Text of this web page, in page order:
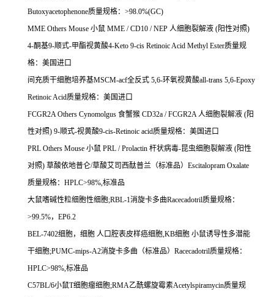
Butoxyacetophenone质量规格： >98.0%(GC)
MME Others Mouse 小鼠 MME / CD10 / NEP 人细胞裂解液 (阳性对照)
4-酮基9-顺式-甲酯视黄酸4-Keto 9-cis Retinoic Acid Methyl Ester质量规
格：美国进口
间充质干细胞培养基MSCM-acf全反式 5,6-环氧视黄酸all-trans 5,6-Epoxy
Retinoic Acid质量规格：美国进口
FCGR2A Others Cynomolgus 食蟹猴 CD32a / FCGR2A人细胞裂解液 (阳
性对照) 9-顺式-视黄酸9-cis-Retinoic acid质量规格：美国进口
PRL Others Mouse 小鼠 PRL / Prolactin 杆状病毒-昆虫细胞裂解液 (阳性
对照) 草酸依地普仑/草酸艾司西酞普兰（标准品） Escitalopram Oxalate
质量规格： HPLC>98%,标准品
大鼠嗜碱性粒细胞性细胞;RBL-1消旋卡多曲Racecadotril质量规格：
>99.5%， EP6.2
BEL-7402细胞，细胞 人口腔表皮样癌细胞,KB细胞 小鼠诱导性多潜能
干细胞;PUMC-mips-A2消旋卡多曲（标准品） Racecadotril质量规格：
HPLC>98%,标准品
C57BL/6小鼠T细胞瘤细胞;RMA乙酰螺旋霉素Acetylspiramycin质量规